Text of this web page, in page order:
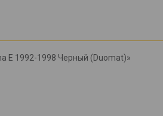
E 1992-1998 Черный (Duomat)»